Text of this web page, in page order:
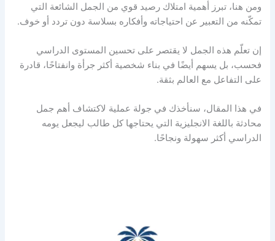
ومن هنا، تبرز أهمية امتلاك رصيد قوي من الجمل الشائعة التي
تمكّنه من التعبير عن احتياجاته وأفكاره بسلاسة دون تردد أو خوف.
إن تعلّم هذه الجمل لا يقتصر على تحسين المستوى الدراسي
فحسب، بل يسهم أيضًا في بناء شخصية أكثر جرأة وانفتاحًا، قادرة
على التفاعل مع العالم بثقة.
في هذا المقال، سنأخذك في جولة عملية لاكتشاف أهم جمل
محادثة باللغة الانجليزية التي يحتاجها كل طالب ليجعل يومه
الدراسي أكثر سهولة ونجاحًا.